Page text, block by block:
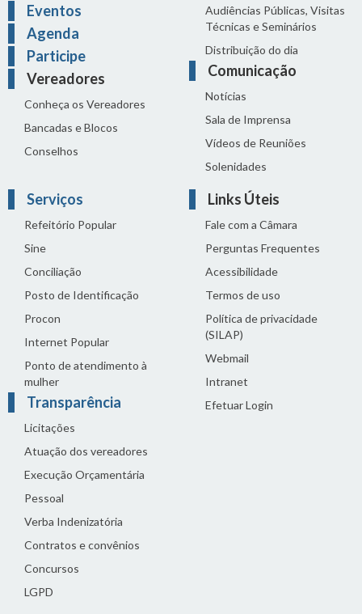
Eventos
Agenda
Participe
Vereadores
Conheça os Vereadores
Bancadas e Blocos
Conselhos
Audiências Públicas, Visitas
Técnicas e Seminários
Distribuição do dia
Comunicação
Notícias
Sala de Imprensa
Vídeos de Reuniões
Solenidades
Serviços
Refeitório Popular
Sine
Conciliação
Posto de Identificação
Procon
Internet Popular
Ponto de atendimento à
mulher
Transparência
Licitações
Atuação dos vereadores
Execução Orçamentária
Pessoal
Verba Indenizatória
Contratos e convênios
Concursos
LGPD
Links Úteis
Fale com a Câmara
Perguntas Frequentes
Acessibilidade
Termos de uso
Política de privacidade
(SILAP)
Webmail
Intranet
Efetuar Login